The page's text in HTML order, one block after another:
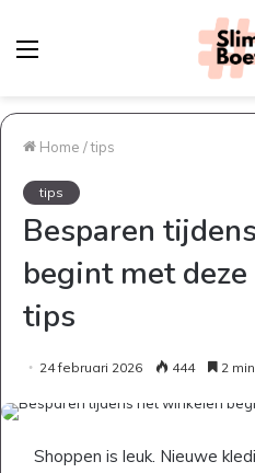
Menu
Home /tips
tips
Besparen
begint met
tips
24 februari 2026 444 2
Shoppen is leuk. Nieuwe